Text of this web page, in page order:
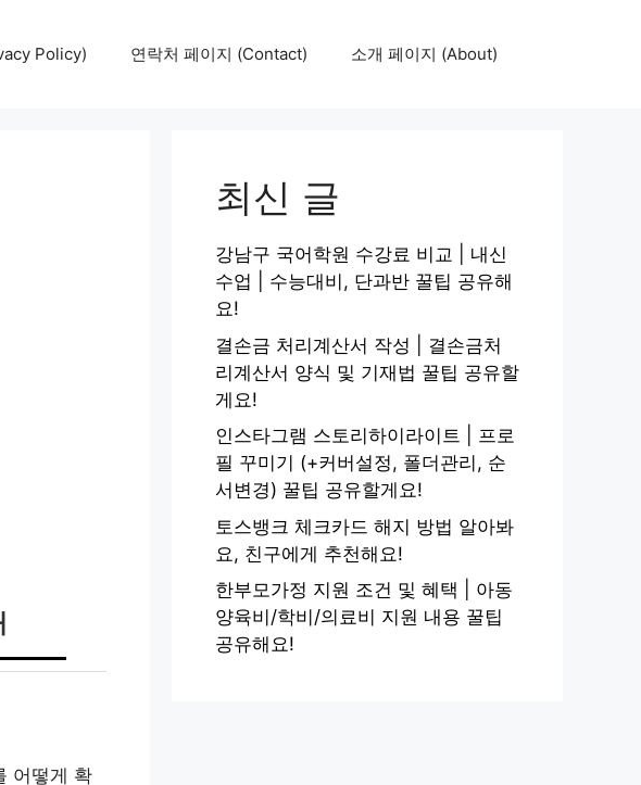
Policy) 연락처 페이지 (Contact) 소개 페이지 (About)
어떻게 확
최신 글
강남구 국어학원 수강료 비교 | 내신
수업 | 수능대비, 단과반 꿀팁 공유해
요!
결손금 처리계산서 작성 | 결손금처
리계산서 양식 및 기재법 꿀팁 공유할
게요!
인스타그램 스토리하이라이트 | 프로
필 꾸미기 (+커버설정, 폴더관리, 순
서변경) 꿀팁 공유할게요!
토스뱅크 체크카드 해지 방법 알아봐
요, 친구에게 추천해요!
한부모가정 지원 조건 및 혜택 | 아동
양육비/학비/의료비 지원 내용 꿀팁
공유해요!